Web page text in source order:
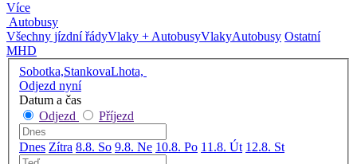
Více
Autobusy
Všechny jízdní řádyVlaky + AutobusyVlakyAutobusy Ostatní
MHD
Sobotka,StankovaLhota,
Odjezd nyní
Datum a čas
Odjezd
Příjezd
Dnes Zítra 8.8. So 9.8. Ne 10.8. Po 11.8. Út 12.8. St